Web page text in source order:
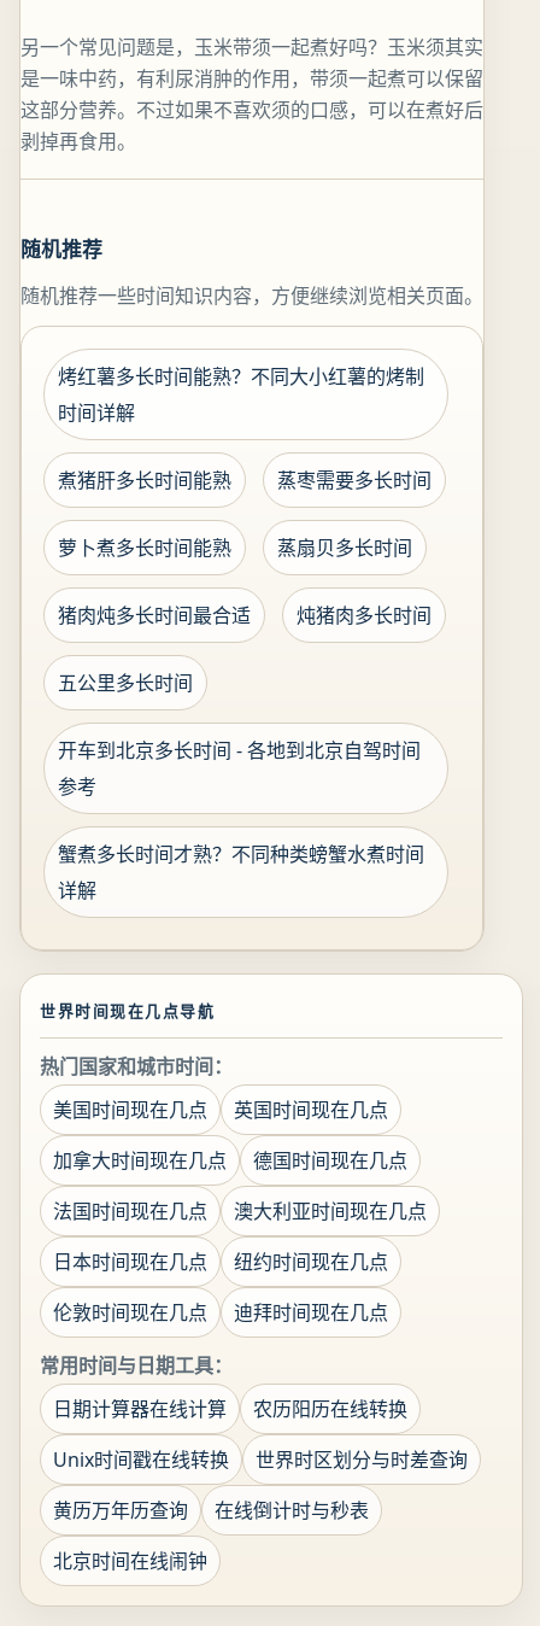
另一个常见问题是，玉米带须一起煮好吗？玉米须其实
是一味中药，有利尿消肿的作用，带须一起煮可以保留
这部分营养。不过如果不喜欢须的口感，可以在煮好后
剥掉再食用。
随机推荐
随机推荐一些时间知识内容，方便继续浏览相关页面。
烤红薯多长时间能熟？不同大小红薯的烤制
时间详解
煮猪肝多长时间能熟 蒸枣需要多长时间
萝卜煮多长时间能熟 蒸扇贝多长时间
猪肉炖多长时间最合适 炖猪肉多长时间
五公里多长时间
开车到北京多长时间 - 各地到北京自驾时间
参考
蟹煮多长时间才熟？不同种类螃蟹水煮时间
详解
世界时间现在几点导航
热门国家和城市时间：
美国时间现在几点
英国时间现在几点
加拿大时间现在几点
德国时间现在几点
法国时间现在几点
澳大利亚时间现在几点
日本时间现在几点
纽约时间现在几点
伦敦时间现在几点
迪拜时间现在几点
常用时间与日期工具：
日期计算器在线计算
农历阳历在线转换
Unix时间戳在线转换
世界时区划分与时差查询
黄历万年历查询
在线倒计时与秒表
北京时间在线闹钟